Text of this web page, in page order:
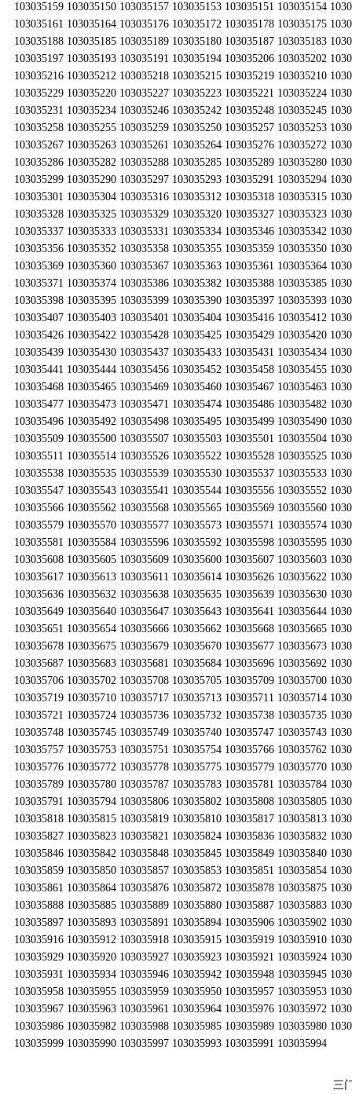
103035159 103035150 103035157 103035153 103035151 103035154
103035161 103035164 103035176 103035172 103035178 103035175
103035188 103035185 103035189 103035180 103035187 103035183
103035197 103035193 103035191 103035194 103035206 103035202
103035216 103035212 103035218 103035215 103035219 103035210
103035229 103035220 103035227 103035223 103035221 103035224
103035231 103035234 103035246 103035242 103035248 103035245
103035258 103035255 103035259 103035250 103035257 103035253
103035267 103035263 103035261 103035264 103035276 103035272
103035286 103035282 103035288 103035285 103035289 103035280
103035299 103035290 103035297 103035293 103035291 103035294
103035301 103035304 103035316 103035312 103035318 103035315
103035328 103035325 103035329 103035320 103035327 103035323
103035337 103035333 103035331 103035334 103035346 103035342
103035356 103035352 103035358 103035355 103035359 103035350
103035369 103035360 103035367 103035363 103035361 103035364
103035371 103035374 103035386 103035382 103035388 103035385
103035398 103035395 103035399 103035390 103035397 103035393
103035407 103035403 103035401 103035404 103035416 103035412
103035426 103035422 103035428 103035425 103035429 103035420
103035439 103035430 103035437 103035433 103035431 103035434
103035441 103035444 103035456 103035452 103035458 103035455
103035468 103035465 103035469 103035460 103035467 103035463
103035477 103035473 103035471 103035474 103035486 103035482
103035496 103035492 103035498 103035495 103035499 103035490
103035509 103035500 103035507 103035503 103035501 103035504
103035511 103035514 103035526 103035522 103035528 103035525
103035538 103035535 103035539 103035530 103035537 103035533
103035547 103035543 103035541 103035544 103035556 103035552
103035566 103035562 103035568 103035565 103035569 103035560
103035579 103035570 103035577 103035573 103035571 103035574
103035581 103035584 103035596 103035592 103035598 103035595
103035608 103035605 103035609 103035600 103035607 103035603
103035617 103035613 103035611 103035614 103035626 103035622
103035636 103035632 103035638 103035635 103035639 103035630
103035649 103035640 103035647 103035643 103035641 103035644
103035651 103035654 103035666 103035662 103035668 103035665
103035678 103035675 103035679 103035670 103035677 103035673
103035687 103035683 103035681 103035684 103035696 103035692
103035706 103035702 103035708 103035705 103035709 103035700
103035719 103035710 103035717 103035713 103035711 103035714
103035721 103035724 103035736 103035732 103035738 103035735
103035748 103035745 103035749 103035740 103035747 103035743
103035757 103035753 103035751 103035754 103035766 103035762
103035776 103035772 103035778 103035775 103035779 103035770
103035789 103035780 103035787 103035783 103035781 103035784
103035791 103035794 103035806 103035802 103035808 103035805
103035818 103035815 103035819 103035810 103035817 103035813
103035827 103035823 103035821 103035824 103035836 103035832
103035846 103035842 103035848 103035845 103035849 103035840
103035859 103035850 103035857 103035853 103035851 103035854
103035861 103035864 103035876 103035872 103035878 103035875
103035888 103035885 103035889 103035880 103035887 103035883
103035897 103035893 103035891 103035894 103035906 103035902
103035916 103035912 103035918 103035915 103035919 103035910
103035929 103035920 103035927 103035923 103035921 103035924
103035931 103035934 103035946 103035942 103035948 103035945
103035958 103035955 103035959 103035950 103035957 103035953
103035967 103035963 103035961 103035964 103035976 103035972
103035986 103035982 103035988 103035985 103035989 103035980
103035999 103035990 103035997 103035993 103035991 103035994
三